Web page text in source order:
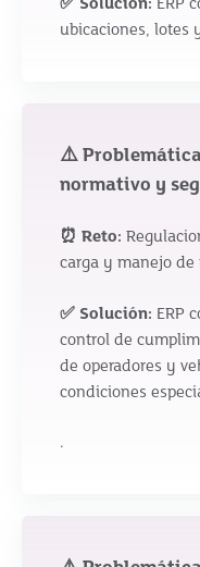
✅ Solución: ERP
ubicaciones, lotes
⚠️
normativo y
⏰ Reto:
carga y manejo de
✅ Solución: ERP
control de
de operadores y
condiciones
.